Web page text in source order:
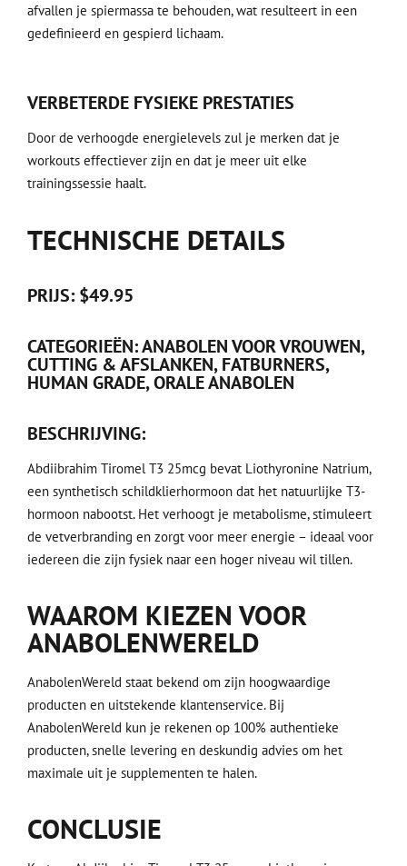
afvallen je spiermassa te behouden, wat resulteert in een
gedefinieerd en gespierd lichaam.
VERBETERDE FYSIEKE PRESTATIES
Door de verhoogde energielevels zul je merken dat je
workouts effectiever zijn en dat je meer uit elke
trainingssessie haalt.
TECHNISCHE DETAILS
PRIJS: $49.95
CATEGORIEËN: ANABOLEN VOOR VROUWEN,
CUTTING & AFSLANKEN, FATBURNERS,
HUMAN GRADE, ORALE ANABOLEN
BESCHRIJVING:
Abdiibrahim Tiromel T3 25mcg bevat Liothyronine Natrium,
een synthetisch schildklierhormoon dat het natuurlijke T3-
hormoon nabootst. Het verhoogt je metabolisme, stimuleert
de vetverbranding en zorgt voor meer energie – ideaal voor
iedereen die zijn fysiek naar een hoger niveau wil tillen.
WAAROM KIEZEN VOOR
ANABOLENWERELD
AnabolenWereld staat bekend om zijn hoogwaardige
producten en uitstekende klantenservice. Bij
AnabolenWereld kun je rekenen op 100% authentieke
producten, snelle levering en deskundig advies om het
maximale uit je supplementen te halen.
CONCLUSIE